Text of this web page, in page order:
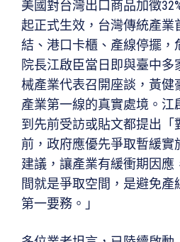
美國對台灣出口商品加徵
起正式生效，台灣傳統產業
結、港口卡櫃、產線停擺，
院長江啟臣當日即與臺中
械產業代表召開座談，黃健
產業第一線的真實處境。江
到先前受訪或貼文都提出「
前，政府應優先爭取暫緩實
建議，讓產業有緩衝期因應
間就是爭取空間，是避免產
第一要務。」